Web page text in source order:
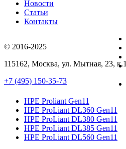
Новости
Статьи
Контакты
© 2016-2025
115162, Москва, ул. Мытная, 23, к.1
+7 (495) 150-35-73
HPE Proliant Gen11
HPE ProLiant DL360 Gen11
HPE ProLiant DL380 Gen11
HPE ProLiant DL385 Gen11
HPE ProLiant DL560 Gen11